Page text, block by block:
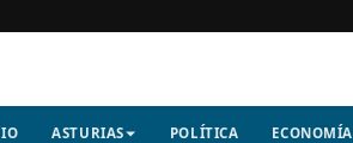
ASTURIAS POLÍTICA ECONOMÍA